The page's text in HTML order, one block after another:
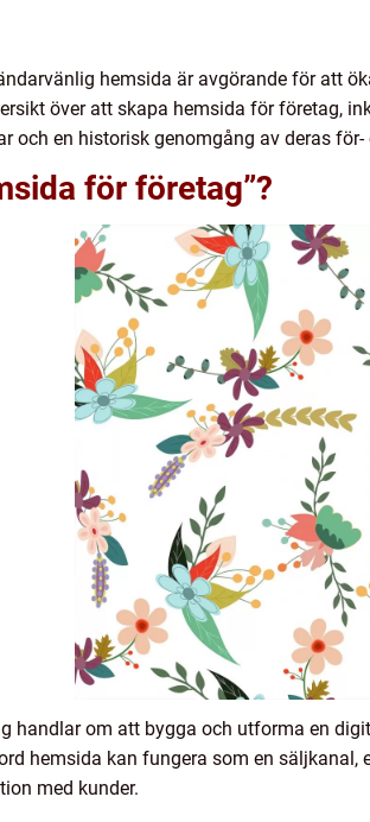
hemsida är avgörande för att
över att skapa hemsida för företag,
och en historisk genomgång av deras för-
för företag”?
handlar om att bygga och utforma en
hemsida kan fungera som en
med kunder.